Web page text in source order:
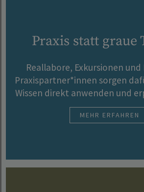
Praxis statt graue
Reallabore, Exkursionen
Praxispartner*innen sorgen
Wissen direkt anwenden und
MEHR ERFAHREN